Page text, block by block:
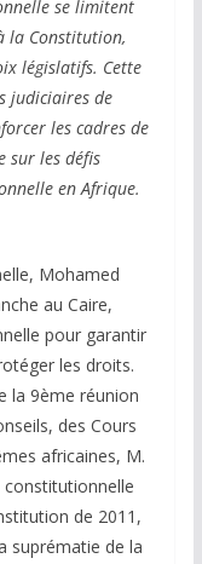
se limitent
la Constitution,
législatifs. Cette
judiciaires de
les cadres de
sur les défis
en Afrique.
Mohamed
au Caire,
pour garantir
les droits.
la 9ème réunion
des Cours
africaines, M.
constitutionnelle
de 2011,
suprématie de la